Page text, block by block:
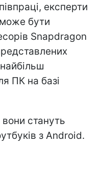
експерти
бути
Snapdragon
ПК на базі
стануть
з Android.